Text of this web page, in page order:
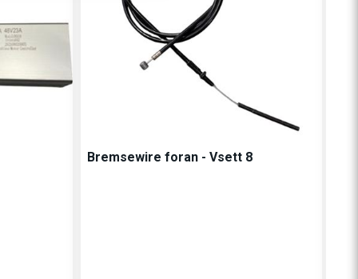
Bremsewire foran - Vsett 8